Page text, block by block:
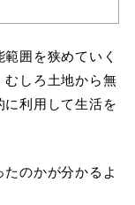
囲を狭めていく
しろ土地から無
利用して生活を
のかが分かるよ